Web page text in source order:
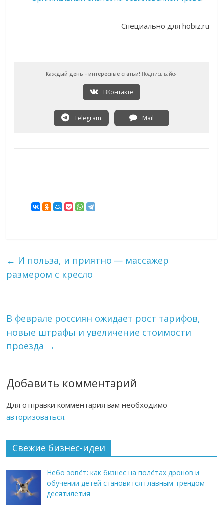
Специально для hobiz.ru
Каждый день - интересные статьи! Подписывайся
ВКонтакте
Telegram Mail
← И польза, и приятно — массажер
размером с кресло
В феврале россиян ожидает рост тарифов,
новые штрафы и увеличение стоимости
проезда →
Добавить комментарий
Для отправки комментария вам необходимо
авторизоваться.
Свежие бизнес-идеи
Небо зовёт: как бизнес на полётах дронов и
обучении детей становится главным трендом
десятилетия